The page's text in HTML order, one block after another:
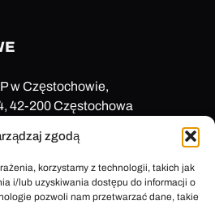
zgodą
korzystamy z technologii, takich jak
i/lub uzyskiwania dostępu do informacji o
pozwoli nam przetwarzać dane, takie
w Częstochowie,
42-200 Częstochowa